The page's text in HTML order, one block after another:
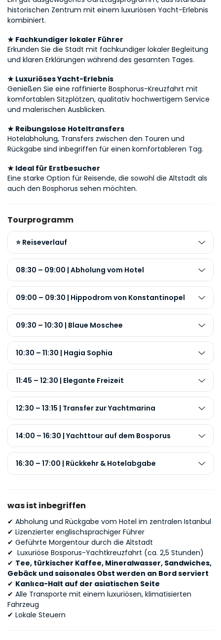
historischen Zentrum mit einem luxuriösen Yacht-Erlebnis
kombiniert.
★ Fachkundiger lokaler Führer
Erkunden Sie die Stadt mit fachkundiger lokaler Begleitung
und klaren Erklärungen während des gesamten Tages.
★ Luxuriöses Yacht-Erlebnis
Genießen Sie eine raffinierte Bosphorus-Kreuzfahrt mit
komfortablen Sitzplätzen, qualitativ hochwertigem Service
und malerischen Ausblicken.
★ Reibungslose Hoteltransfers
Hotelabholung, Transfers zwischen den Touren und
Rückgabe sind inbegriffen für einen komfortableren Tag.
★ Ideal für Erstbesucher
Eine starke Option für Reisende, die sowohl die Altstadt als
auch den Bosphorus sehen möchten.
Tourprogramm
⭐ Reiseverlauf
08:30 – 09:00 | Abholung vom Hotel
09:00 – 09:30 | Hippodrom von Konstantinopel
09:30 – 10:30 | Blaue Moschee
10:30 – 11:30 | Hagia Sophia
11:45 – 12:30 | Elegante Freizeit
12:30 – 13:15 | Transfer zur Yachtmarina
14:00 – 16:30 | Yachttour auf dem Bosporus
16:30 – 17:00 | Rückkehr & Hotelabgabe
was ist inbegriffen
✔ Abholung und Rückgabe vom Hotel im zentralen Istanbul
✔ Lizenzierter englischsprachiger Führer
✔ Geführte Morgentour durch die Altstadt
✔ Luxuriöse Bosporus-Yachtkreuzfahrt (ca. 2,5 Stunden)
✔ Tee, türkischer Kaffee, Mineralwasser, Sandwiches,
Gebäck und saisonales Obst werden an Bord serviert
✔ Kanlıca-Halt auf der asiatischen Seite
✔ Alle Transporte mit einem luxuriösen, klimatisierten
Fahrzeug
✔ Lokale Steuern